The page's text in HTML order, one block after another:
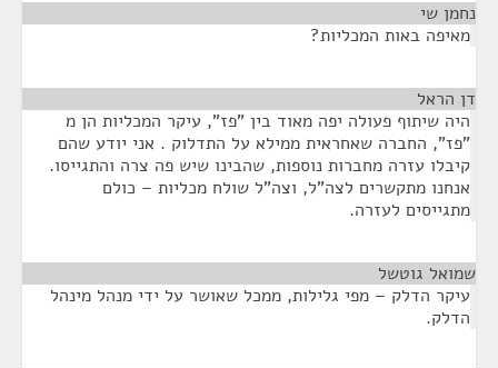
נחמן שי
מאיפה באות המכליות?
דן הראל
היה שיתוף פעולה יפה מאוד בין "פז", עיקר המכליות הן מ
"פז", החברה שאחראית ממילא על התדלוק . אני יודע שהם
קיבלו עזרה מחברות נוספות, שהבינו שיש פה צרה והתגייסו.
אנחנו מתקשרים לצה"ל, וצה"ל שולח מכליות – כולם
מתגייסים לעזרה.
שמואל גוטשל
עיקר הדלק – מפי גלילות, ממכל שאושר על ידי מנהל מינהל
הדלק.